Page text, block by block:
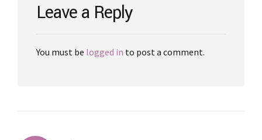
Leave a Reply
You must be logged in to post a comment.